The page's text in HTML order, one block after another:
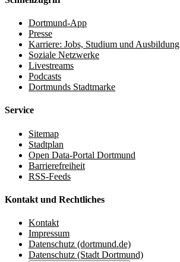
Dortmund-App
Presse
Karriere: Jobs, Studium und Ausbildung
Soziale Netzwerke
Livestreams
Podcasts
Dortmunds Stadtmarke
Service
Sitemap
Stadtplan
Open Data-Portal Dortmund
Barrierefreiheit
RSS-Feeds
Kontakt und Rechtliches
Kontakt
Impressum
Datenschutz (dortmund.de)
Datenschutz (Stadt Dortmund)